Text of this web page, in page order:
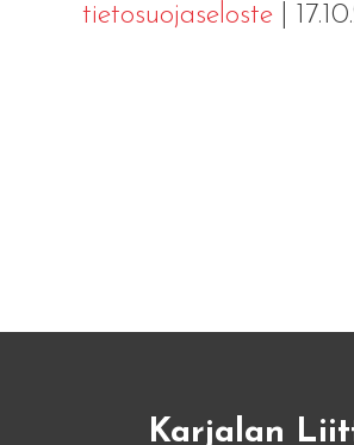
tietosuojaseloste|
Karjalan